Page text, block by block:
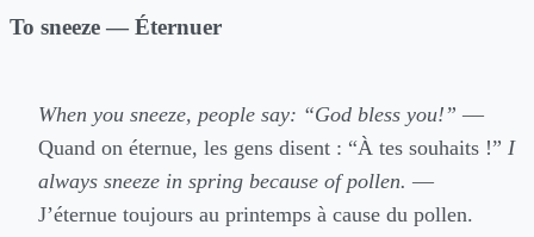
To sneeze — Éternuer
When you sneeze, people say: “God bless you!” —
Quand on éternue, les gens disent : “À tes souhaits !” I
always sneeze in spring because of pollen. —
J’éternue toujours au printemps à cause du pollen.